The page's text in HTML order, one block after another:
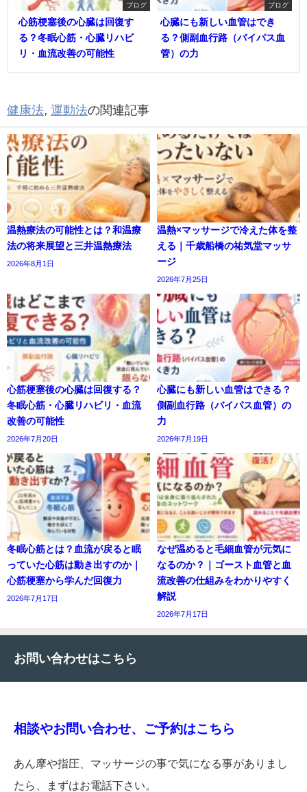
ブログ
心筋梗塞後の心臓は回復す
る？冬眠心筋・心臓リハビ
リ・血流改善の可能性
ブログ
心臓にも新しい血管はでき
る？側副血行路（バイパス血
管）の力
健康法, 運動法の関連記事
温熱療法の可能性とは？和温療
法の将来展望と三井温熱療法
2026年8月1日
温熱×マッサージで冷えた体を整
える｜千歳船橋の祐気堂マッサ
ージ
2026年7月25日
心筋梗塞後の心臓は回復する？
冬眠心筋・心臓リハビリ・血流
改善の可能性
2026年7月20日
心臓にも新しい血管はできる？
側副血行路（バイパス血管）の
力
2026年7月19日
冬眠心筋とは？血流が戻ると眠
っていた心筋は動き出すのか｜
心筋梗塞から学んだ回復力
2026年7月17日
なぜ温めると毛細血管が元気に
なるのか？｜ゴースト血管と血
流改善の仕組みをわかりやすく
解説
2026年7月17日
お問い合わせはこちら
相談やお問い合わせ、ご予約はこちら
あん摩や指圧、マッサージの事で気になる事がありまし
たら、まずはお電話下さい。